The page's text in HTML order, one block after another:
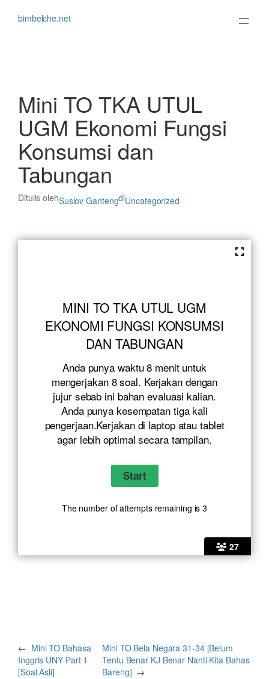
bimbelche.net
Mini TO TKA UTUL
UGM Ekonomi Fungsi
Konsumsi dan
Tabungan
Ditulis olehSuslov GantengdiUncategorized
27
MINI TO TKA UTUL UGM
EKONOMI FUNGSI KONSUMSI
DAN TABUNGAN
Anda punya waktu 8 menit untuk
mengerjakan 8 soal. Kerjakan dengan
jujur sebab ini bahan evaluasi kalian.
Anda punya kesempatan tiga kali
pengerjaan.Kerjakan di laptop atau tablet
agar lebih optimal secara tampilan.
The number of attempts remaining is 3
← Mini TO Bahasa
Inggris UNY Part 1
[Soal Asli]
Mini TO Bela Negara 31-34 [Belum
Tentu Benar KJ Benar Nanti Kita Bahas
Bareng] →